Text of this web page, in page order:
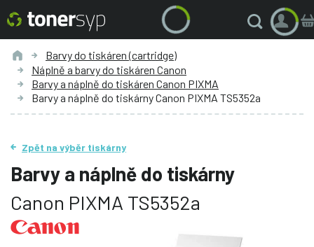
Barvy do tiskáren (cartridge)
Náplně a barvy do tiskáren Canon
Barvy a náplně do tiskáren Canon PIXMA
Barvy a náplně do tiskárny Canon PIXMA TS5352a
Zpět na výběr tiskárny
Barvy a náplně do tiskárny
Canon PIXMA TS5352a